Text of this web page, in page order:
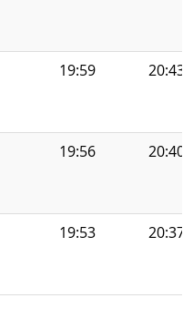
19:59 20:43
19:56 20:40
19:53 20:37